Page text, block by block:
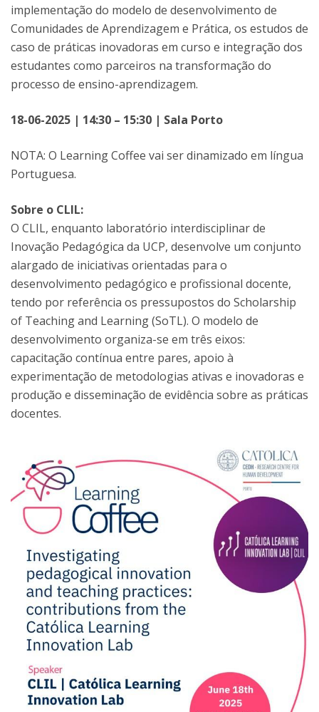
implementação do modelo de desenvolvimento de
Comunidades de Aprendizagem e Prática, os estudos de
caso de práticas inovadoras em curso e integração dos
estudantes como parceiros na transformação do
processo de ensino-aprendizagem.
18-06-2025 | 14:30 – 15:30 | Sala Porto
NOTA: O Learning Coffee vai ser dinamizado em língua
Portuguesa.
Sobre o CLIL:
O CLIL, enquanto laboratório interdisciplinar de
Inovação Pedagógica da UCP, desenvolve um conjunto
alargado de iniciativas orientadas para o
desenvolvimento pedagógico e profissional docente,
tendo por referência os pressupostos do Scholarship
of Teaching and Learning (SoTL). O modelo de
desenvolvimento organiza-se em três eixos:
capacitação contínua entre pares, apoio à
experimentação de metodologias ativas e inovadoras e
produção e disseminação de evidência sobre as práticas
docentes.